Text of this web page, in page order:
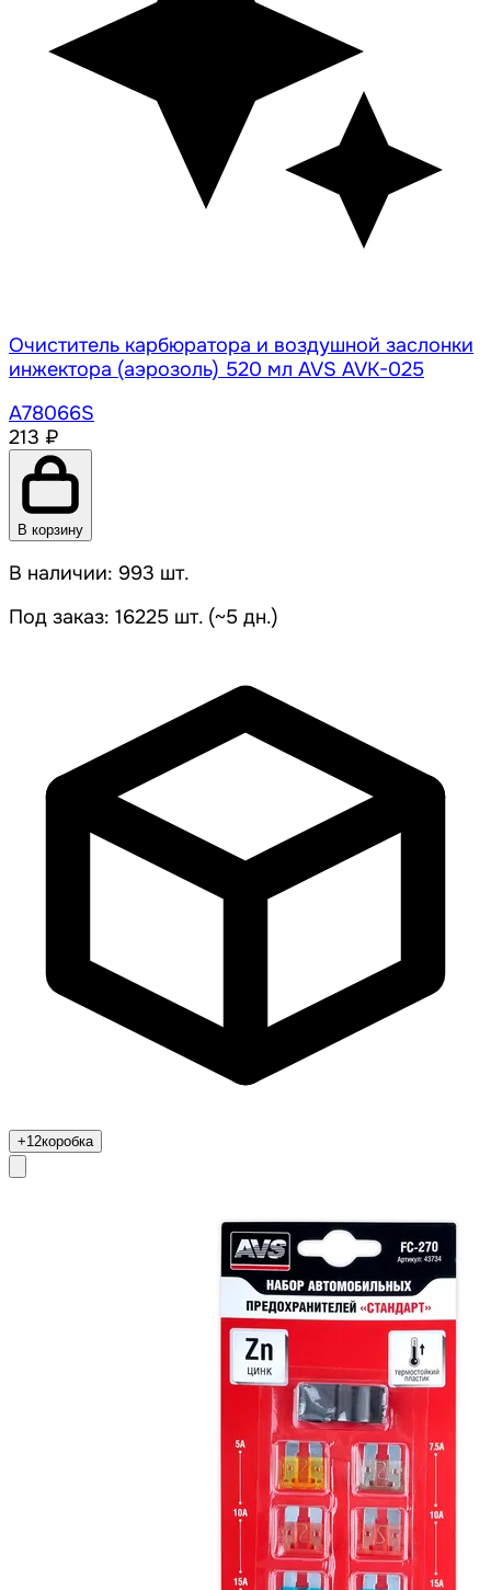
Очиститель карбюратора и воздушной заслонки
инжектора (аэрозоль) 520 мл AVS AVK-025
A78066S
213 ₽
В корзину
В наличии: 993 шт.
Под заказ: 16225 шт. (~5 дн.)
+12коробка